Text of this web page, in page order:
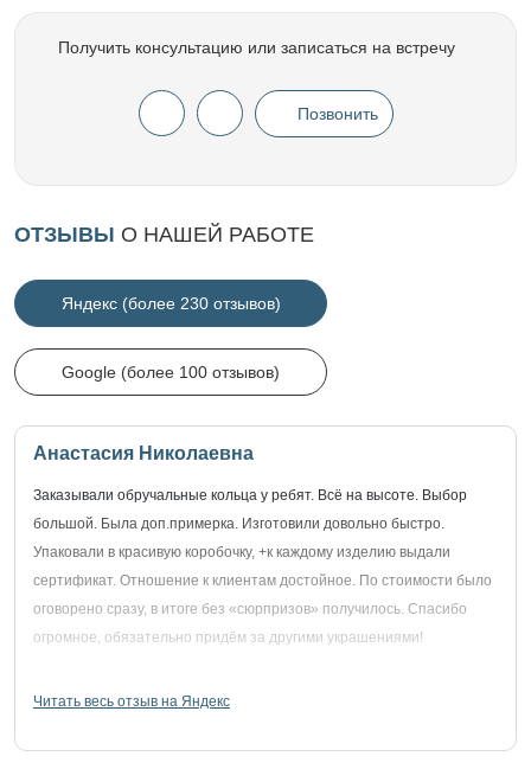
Получить консультацию или записаться на встречу
Позвонить
ОТЗЫВЫ О НАШЕЙ РАБОТЕ
Яндекс (более 230 отзывов)
Google (более 100 отзывов)
Анастасия Николаевна
Заказывали обручальные кольца у ребят. Всё на высоте. Выбор
большой. Была доп.примерка. Изготовили довольно быстро.
Упаковали в красивую коробочку, +к каждому изделию выдали
сертификат. Отношение к клиентам достойное. По стоимости было
оговорено сразу, в итоге без «сюрпризов» получилось. Спасибо
огромное, обязательно придём за другими украшениями!
Читать весь отзыв на Яндекс